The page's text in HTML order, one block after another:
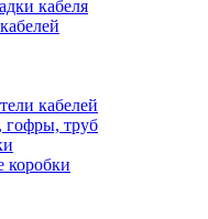
кабеля
кабелей
гофры, труб
коробки